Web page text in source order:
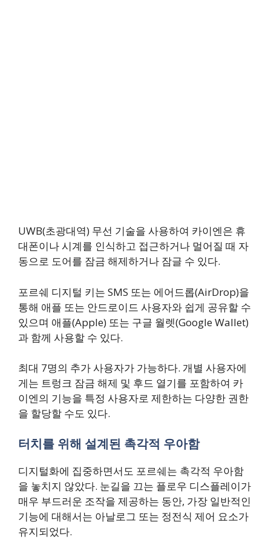
UWB(초광대역) 무선 기술을 사용하여 카이엔은 휴
대폰이나 시계를 인식하고 접근하거나 멀어질 때 자
동으로 도어를 잠금 해제하거나 잠글 수 있다.
포르쉐 디지털 키는 SMS 또는 에어드롭(AirDrop)을
통해 애플 또는 안드로이드 사용자와 쉽게 공유할 수
있으며 애플(Apple) 또는 구글 월렛(Google Wallet)
과 함께 사용할 수 있다.
최대 7명의 추가 사용자가 가능하다. 개별 사용자에
게는 트렁크 잠금 해제 및 후드 열기를 포함하여 카
이엔의 기능을 특정 사용자로 제한하는 다양한 권한
을 할당할 수도 있다.
터치를 위해 설계된 촉각적 우아함
디지털화에 집중하면서도 포르쉐는 촉각적 우아함
을 놓치지 않았다. 눈길을 끄는 플로우 디스플레이가
매우 부드러운 조작을 제공하는 동안, 가장 일반적인
기능에 대해서는 아날로그 또는 정전식 제어 요소가
유지되었다.